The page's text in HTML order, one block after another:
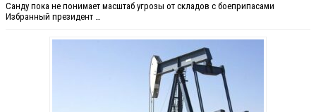
Санду пока не понимает масштаб угрозы от складов с боеприпасами
Избранный президент …